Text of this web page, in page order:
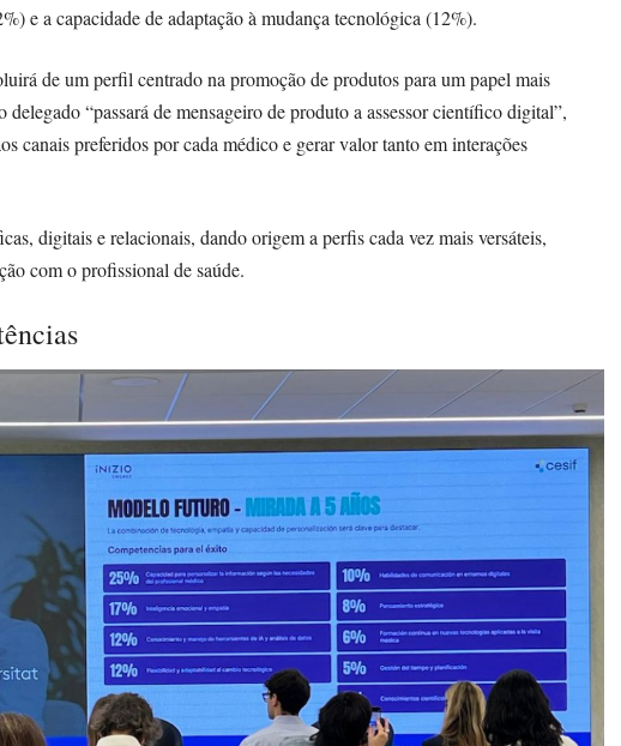
e a capacidade de adaptação à mudança tecnológica (12%).
de um perfil centrado na promoção de produtos para um papel mais
“passará de mensageiro de produto a assessor científico digital”,
canais preferidos por cada médico e gerar valor tanto em interações
digitais e relacionais, dando origem a perfis cada vez mais versáteis,
com o profissional de saúde.